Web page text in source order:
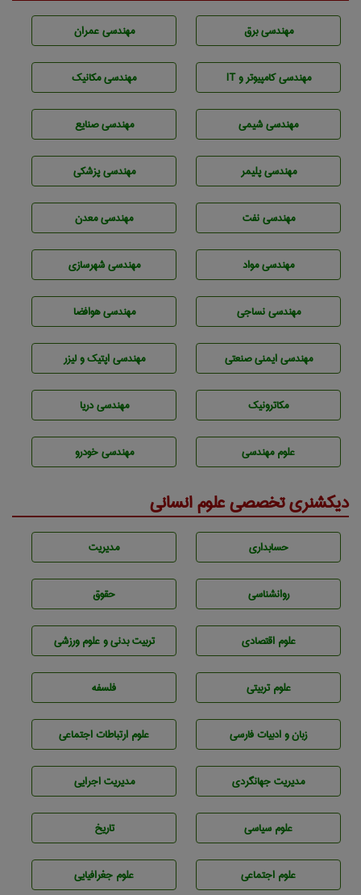
مهندسی برق مهندسی عمران
مهندسی كامپيوتر و IT مهندسی مکانیک
مهندسي شيمی مهندسی صنايع
مهندسی پليمر مهندسی پزشکی
مهندسی نفت مهندسی معدن
مهندسی مواد مهندسی شهرسازی
مهندسي نساجی مهندسی هوافضا
مهندسی ایمنی صنعتی مهندسی اپتیک و لیزر
مکاترونیک مهندسی دریا
علوم مهندسی مهندسی خودرو
دیکشنری تخصصی علوم انسانی
حسابداری مديريت
روانشناسی حقوق
علوم اقتصادی تربيت بدنی و علوم ورزشی
علوم تربيتی فلسفه
زبان و ادبيات فارسی علوم ارتباطات اجتماعی
مديريت جهانگردی مديريت اجرايی
علوم سياسی تاريخ
علوم اجتماعی علوم جغرافيايی